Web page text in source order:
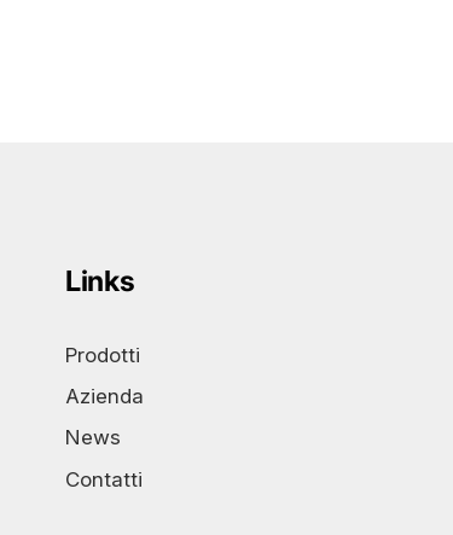
Links
Prodotti
Azienda
News
Contatti